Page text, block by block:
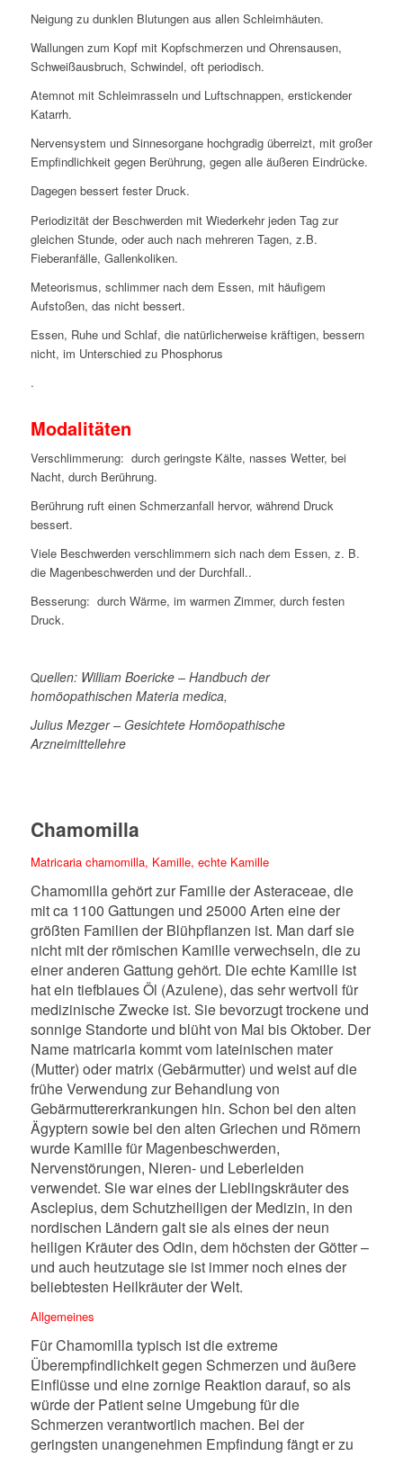
Neigung zu dunklen Blutungen aus allen Schleimhäuten.
Wallungen zum Kopf mit Kopfschmerzen und Ohrensausen,
Schweißausbruch, Schwindel, oft periodisch.
Atemnot mit Schleimrasseln und Luftschnappen, erstickender
Katarrh.
Nervensystem und Sinnesorgane hochgradig überreizt, mit großer
Empfindlichkeit gegen Berührung, gegen alle äußeren Eindrücke.
Dagegen bessert fester Druck.
Periodizität der Beschwerden mit Wiederkehr jeden Tag zur
gleichen Stunde, oder auch nach mehreren Tagen, z.B.
Fieberanfälle, Gallenkoliken.
Meteorismus, schlimmer nach dem Essen, mit häufigem
Aufstoßen, das nicht bessert.
Essen, Ruhe und Schlaf, die natürlicherweise kräftigen, bessern
nicht, im Unterschied zu Phosphorus
.
Modalitäten
Verschlimmerung: durch geringste Kälte, nasses Wetter, bei
Nacht, durch Berührung.
Berührung ruft einen Schmerzanfall hervor, während Druck
bessert.
Viele Beschwerden verschlimmern sich nach dem Essen, z. B.
die Magenbeschwerden und der Durchfall..
Besserung: durch Wärme, im warmen Zimmer, durch festen
Druck.
Quellen: William Boericke – Handbuch der
homöopathischen Materia medica,
Julius Mezger – Gesichtete Homöopathische
Arzneimittellehre
Chamomilla
Matricaria chamomilla, Kamille, echte Kamille
Chamomilla gehört zur Familie der Asteraceae, die
mit ca 1100 Gattungen und 25000 Arten eine der
größten Familien der Blühpflanzen ist. Man darf sie
nicht mit der römischen Kamille verwechseln, die zu
einer anderen Gattung gehört. Die echte Kamille ist
hat ein tiefblaues Öl (Azulene), das sehr wertvoll für
medizinische Zwecke ist. Sie bevorzugt trockene und
sonnige Standorte und blüht von Mai bis Oktober. Der
Name matricaria kommt vom lateinischen mater
(Mutter) oder matrix (Gebärmutter) und weist auf die
frühe Verwendung zur Behandlung von
Gebärmuttererkrankungen hin. Schon bei den alten
Ägyptern sowie bei den alten Griechen und Römern
wurde Kamille für Magenbeschwerden,
Nervenstörungen, Nieren- und Leberleiden
verwendet. Sie war eines der Lieblingskräuter des
Asclepius, dem Schutzheiligen der Medizin, in den
nordischen Ländern galt sie als eines der neun
heiligen Kräuter des Odin, dem höchsten der Götter –
und auch heutzutage sie ist immer noch eines der
beliebtesten Heilkräuter der Welt.
Allgemeines
Für Chamomilla typisch ist die extreme
Überempfindlichkeit gegen Schmerzen und äußere
Einflüsse und eine zornige Reaktion darauf, so als
würde der Patient seine Umgebung für die
Schmerzen verantwortlich machen. Bei der
geringsten unangenehmen Empfindung fängt er zu